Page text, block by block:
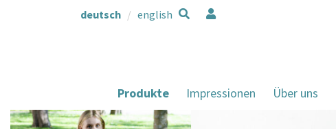
deutsch english
Produkte Impressionen Über uns